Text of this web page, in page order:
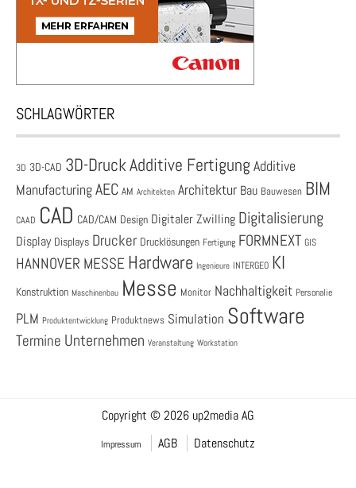
SCHLAGWÖRTER
3D 3D-CAD 3D-DruckAdditive Fertigung Additive
ManufacturingAEC AM Architekten Architektur Bau Bauwesen BIM
CAAD CAD CAD/CAM Design Digitaler Zwilling Digitalisierung
Display Displays Drucker Drucklösungen Fertigung FORMNEXT GIS
HANNOVER MESSE Hardware Ingenieure INTERGEO KI
Konstruktion Maschinenbau Messe Monitor Nachhaltigkeit Personalie
PLM Produktentwicklung Produktnews Simulation Software
Termine Unternehmen Veranstaltung Workstation
Copyright © 2026 up2media AG
Impressum AGB Datenschutz